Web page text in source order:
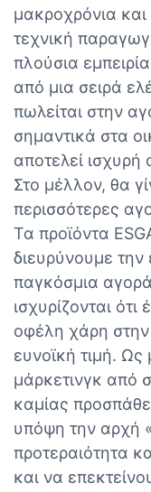
μακροχρόνια
τεχνική
πλούσια
από μια σειρά
πωλείται στην
σημαντικά στα
αποτελεί ισχυρή
Στο μέλλον, θα
περισσότερες
Τα προϊόντα
διευρύνουμε
παγκόσμια
ισχυρίζονται
οφέλη χάρη στην
ευνοϊκή τιμή.
μάρκετινγκ από
καμίας
υπόψη την αρχή
προτεραιότητα
και να